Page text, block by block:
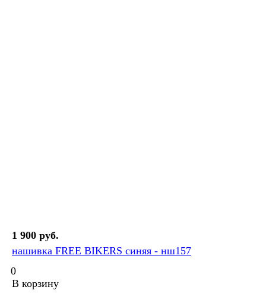
1 900 руб.
нашивка FREE BIKERS синяя - нш157
0
В корзину